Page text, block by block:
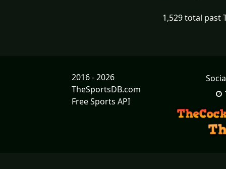
1,529 total past
2016 - 2026
TheSportsDB.com
Free Sports API